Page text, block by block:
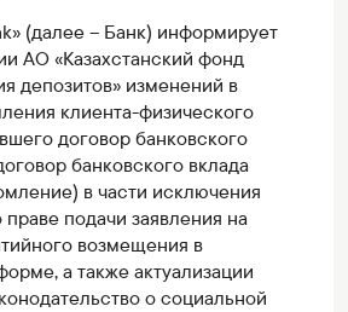
(далее – Банк) информирует
АО «Казахстанский фонд
депозитов» изменений в
клиента-физического
договор банковского
банковского вклада
в части исключения
подачи заявления на
возмещения в
а также актуализации
о социальной